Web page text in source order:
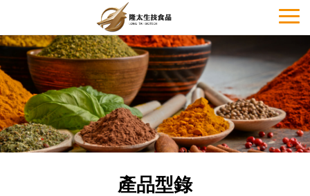
產品型錄